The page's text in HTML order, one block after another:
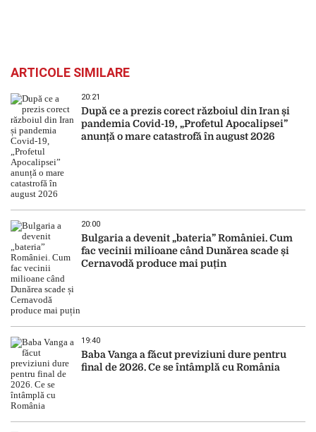
ARTICOLE SIMILARE
20:21
După ce a prezis corect războiul din Iran și
pandemia Covid-19, „Profetul Apocalipsei”
anunță o mare catastrofă în august 2026
20:00
Bulgaria a devenit „bateria” României. Cum
fac vecinii milioane când Dunărea scade și
Cernavodă produce mai puțin
19:40
Baba Vanga a făcut previziuni dure pentru
final de 2026. Ce se întâmplă cu România